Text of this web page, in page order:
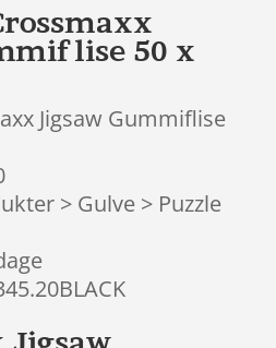
50 x
Jigsaw Gummiflise
> Gulve > Puzzle